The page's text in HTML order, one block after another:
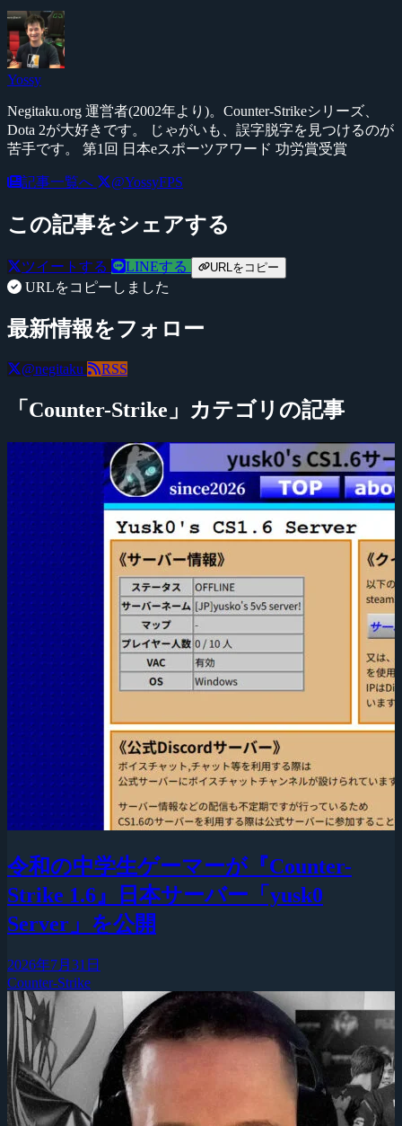
Yossy
Negitaku.org 運営者(2002年より)。Counter-Strikeシリーズ、
Dota 2が大好きです。 じゃがいも、誤字脱字を見つけるのが
苦手です。 第1回 日本eスポーツアワード 功労賞受賞
記事一覧へ @YossyFPS
この記事をシェアする
ツイートする LINEする URLをコピー
URLをコピーしました
最新情報をフォロー
@negitaku RSS
「Counter-Strike」カテゴリの記事
令和の中学生ゲーマーが『Counter-
Strike 1.6』日本サーバー「yusk0
Server」を公開
2026年7月31日
Counter-Strike